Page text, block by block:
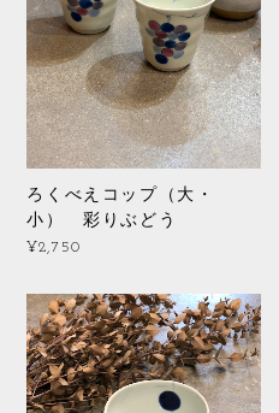
ろくべえコップ（大・
小） 彩りぶどう
¥2,750